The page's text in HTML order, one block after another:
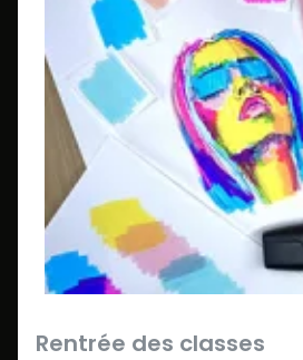
Rentrée des classes